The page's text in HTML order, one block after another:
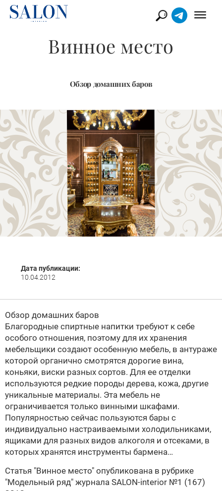
Винное место
Обзор домашних баров
Дата публикации:
10.04.2012
Обзор домашних баров
Благородные спиртные напитки требуют к себе
особого отношения, поэтому для их хранения
мебельщики создают особенную мебель, в антураже
которой органично смотрятся дорогие вина,
коньяки, виски разных сортов. Для ее отделки
используются редкие породы дерева, кожа, другие
уникальные материалы. Эта мебель не
ограничивается только винными шкафами.
Популярностью сейчас пользуются бары с
индивидуально настраиваемыми холодильниками,
ящиками для разных видов алкоголя и отсеками, в
которых хранятся инструменты бармена…
Статья "Винное место" опубликована в рубрике
"Модельный ряд" журнала SALON-interior №1 (167)